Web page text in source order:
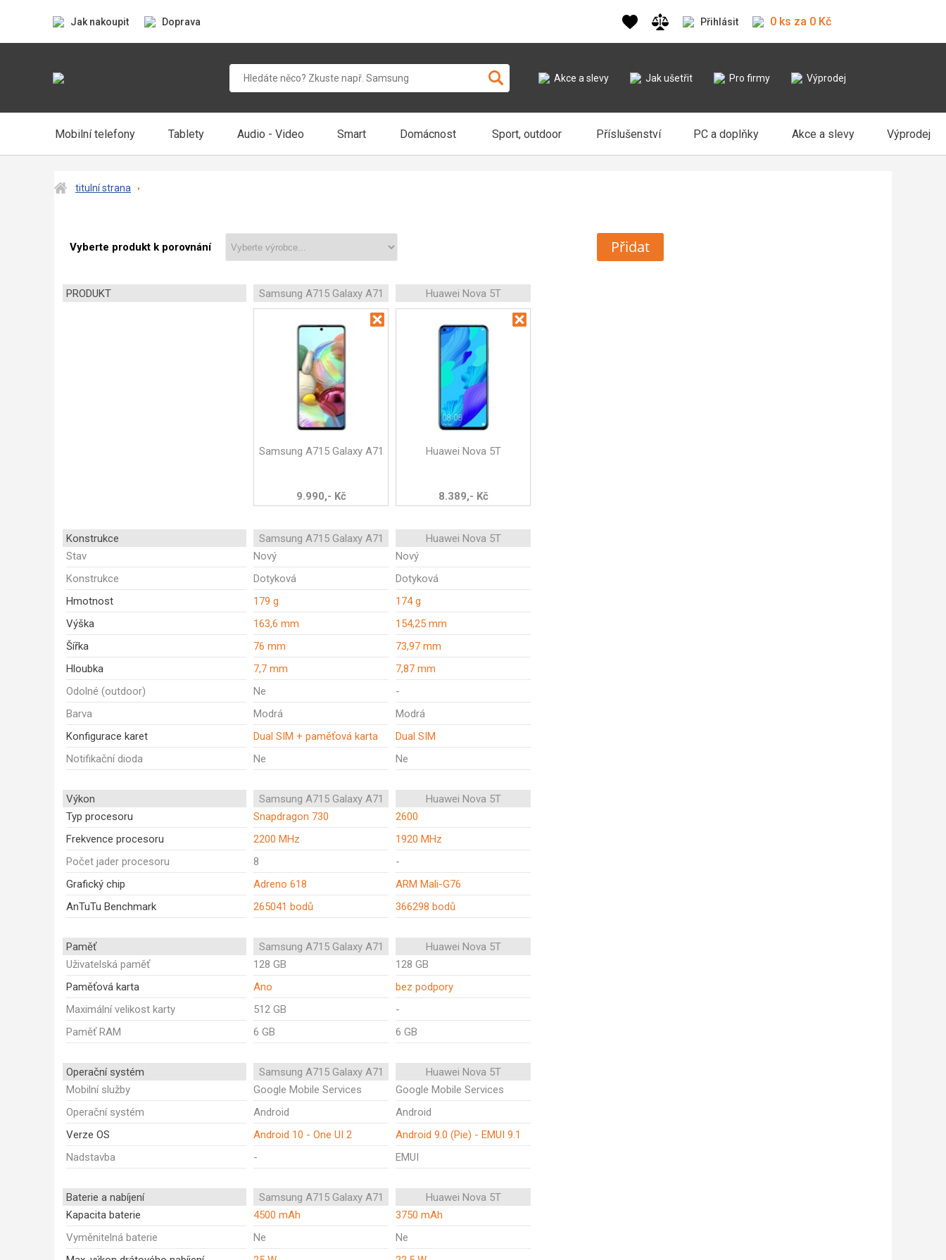
Jak nakoupit Doprava Přihlásit 0 ks za 0 Kč
Akce a slevy Jak ušetřit Pro firmy Výprodej
Mobilní telefony Tablety Audio - Video Smart Domácnost Sport, outdoor Příslušenství PC a doplňky Akce a slevy Výprodej
titulní strana
Vyberte produkt k porovnání Přidat
PRODUKT Samsung A715 Galaxy A71 Huawei Nova 5T
Samsung A715 Galaxy A71
9.990,- Kč
Huawei Nova 5T
8.389,- Kč
Konstrukce Samsung A715 Galaxy A71
Huawei Nova 5T
Stav
Nový
Nový
Konstrukce
Dotyková
Dotyková
Hmotnost
179 g
174 g
Výška
163,6 mm
154,25 mm
Šířka
76 mm
73,97 mm
Hloubka
7,7 mm
7,87 mm
Odolné (outdoor)
Ne
-
Barva
Modrá
Modrá
Konfigurace karet
Dual SIM + paměťová karta
Dual SIM
Notifikační dioda
Ne Ne
Výkon Samsung A715 Galaxy A71
Huawei Nova 5T
Typ procesoru
Snapdragon 730
2600
Frekvence procesoru
2200 MHz
1920 MHz
Počet jader procesoru
8
-
Grafický chip
Adreno 618
ARM Mali-G76
AnTuTu Benchmark
265041 bodů 366298 bodů
Paměť Samsung A715 Galaxy A71
Huawei Nova 5T
Uživatelská paměť
128 GB
128 GB
Paměťová karta
Ano
bez podpory
Maximální velikost karty
512 GB
-
Paměť RAM
6 GB 6 GB
Operační systém Samsung A715 Galaxy A71
Huawei Nova 5T
Mobilní služby
Google Mobile Services
Google Mobile Services
Operační systém
Android
Android
Verze OS
Android 10 - One UI 2
Android 9.0 (Pie) - EMUI 9.1
Nadstavba
- EMUI
Baterie a nabíjení Samsung A715 Galaxy A71
Huawei Nova 5T
Kapacita baterie
4500 mAh
3750 mAh
Vyměnitelná baterie
Ne
Ne